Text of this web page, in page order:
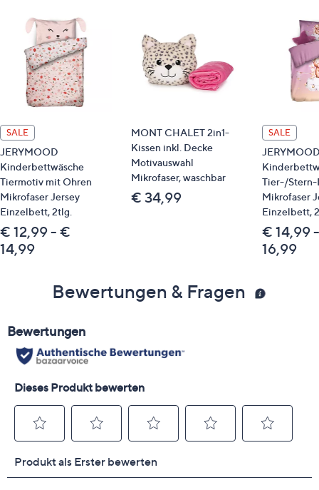
SALE
JERYMOOD
Kinderbettwäsche
Tiermotiv mit Ohren
Mikrofaser Jersey
Einzelbett, 2tlg.
€ 12,99 - €
14,99
MONT CHALET 2in1-
Kissen inkl. Decke
Motivauswahl
Mikrofaser, waschbar
€ 34,99
SALE
Tier-/Stern-
Mikrofaser
Einzelbett,
€ 14,99
16,99
Bewertungen & Fragen